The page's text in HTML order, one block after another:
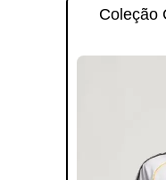
Coleção